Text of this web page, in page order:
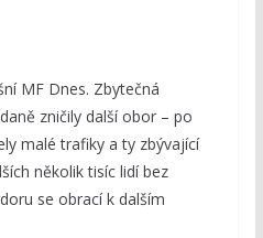
MF Dnes. Zbytečná
zničily další obor – po
malé trafiky a ty zbývající
několik tisíc lidí bez
se obrací k dalším